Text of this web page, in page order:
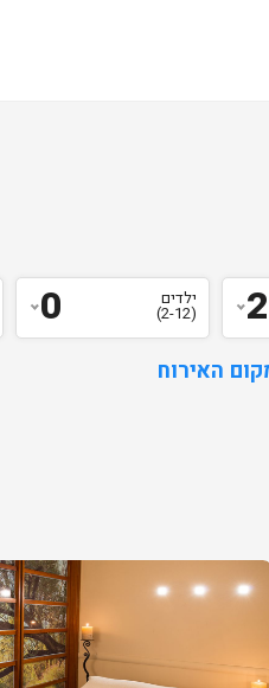
2 ילדים
(2-12)
0
האירוח